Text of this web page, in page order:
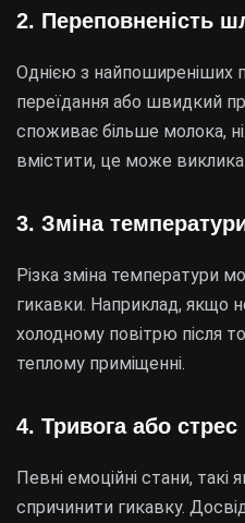
2. Переповненість
Однією з найпоширеніших
переїдання або швидкий
споживає більше молока,
вмістити, це може
3. Зміна
Різка зміна температури
гикавки. Наприклад, якщо
холодному повітрю після
теплому приміщенні.
4. Тривога або стрес
Певні емоційні стани,
спричинити гикавку.